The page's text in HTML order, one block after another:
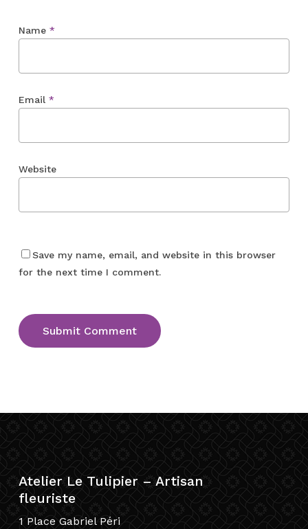
Name *
Email *
Website
Save my name, email, and website in this browser
for the next time I comment.
Atelier Le Tulipier – Artisan
fleuriste
1 Place Gabriel Péri